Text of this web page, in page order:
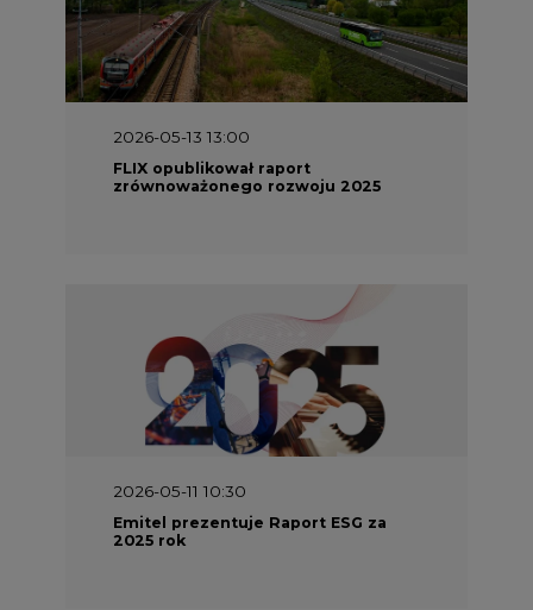
2026-05-13 13:00
FLIX opublikował raport
zrównoważonego rozwoju 2025
2026-05-11 10:30
Emitel prezentuje Raport ESG za
2025 rok